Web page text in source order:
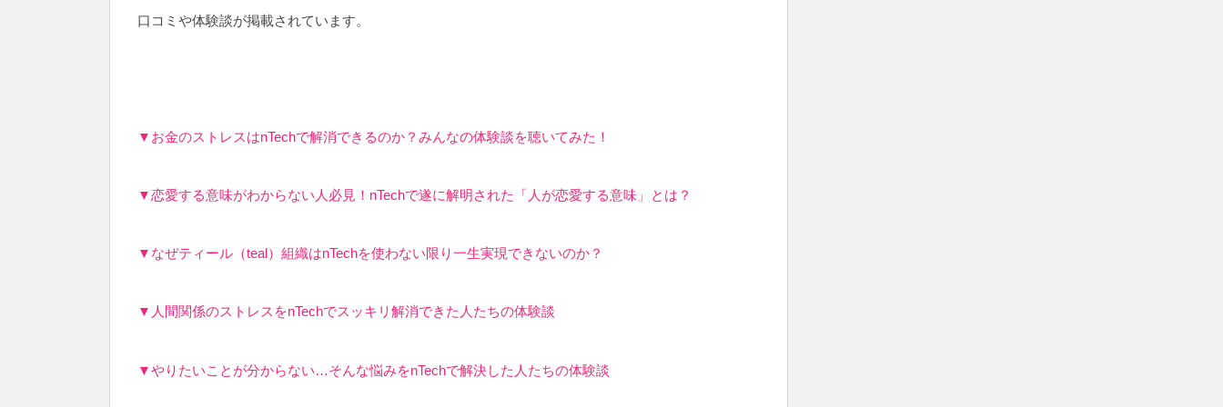
口コミや体験談が掲載されています。
▼お金のストレスはnTechで解消できるのか？みんなの体験談を聴いてみた！
▼恋愛する意味がわからない人必見！nTechで遂に解明された「人が恋愛する意味」とは？
▼なぜティール（teal）組織はnTechを使わない限り一生実現できないのか？
▼人間関係のストレスをnTechでスッキリ解消できた人たちの体験談
▼やりたいことが分からない…そんな悩みをnTechで解決した人たちの体験談